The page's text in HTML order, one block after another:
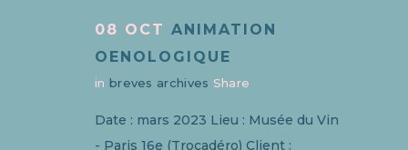
08 OCT ANIMATION
OENOLOGIQUE
in breves archives Share
Date : mars 2023 Lieu : Musée du Vin
- Paris 16e (Trocadéro) Client :